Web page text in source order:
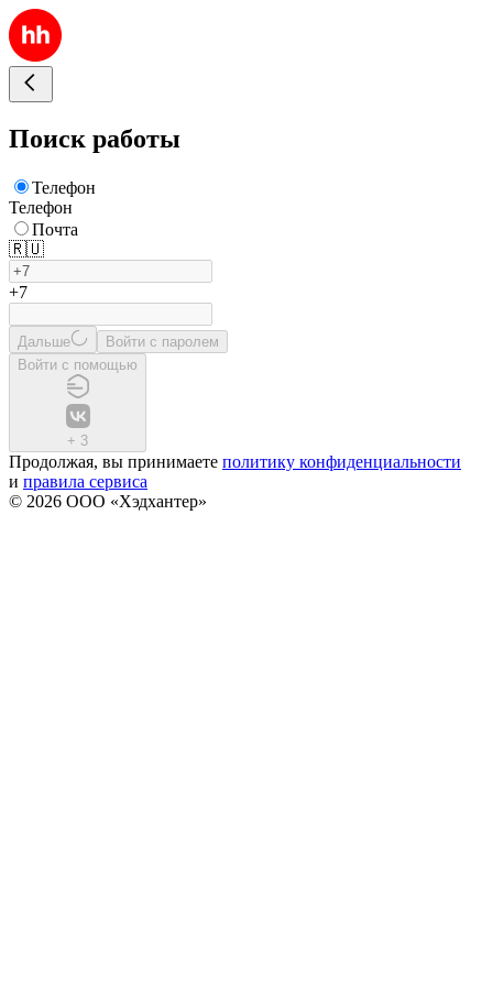
Поиск работы
Телефон
Телефон
Почта
🇷🇺
+7
Дальше
Войти с паролем
Войти с помощью
+ 3
Продолжая, вы принимаете политику конфиденциальности
и правила сервиса
© 2026 ООО «Хэдхантер»